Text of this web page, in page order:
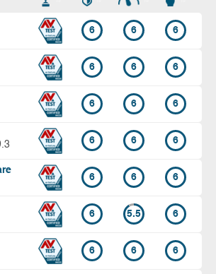
6 6 6
6 6 6
6 6 6
6 6 6
6 6 6
6 5.5 6
6 6 6